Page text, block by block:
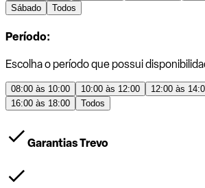
Sábado
Todos
Período:
Escolha o período que possui
08:00 às 10:00 10:00 às 12:00 12:00 às
16:00 às 18:00
Todos
Garantias Trevo